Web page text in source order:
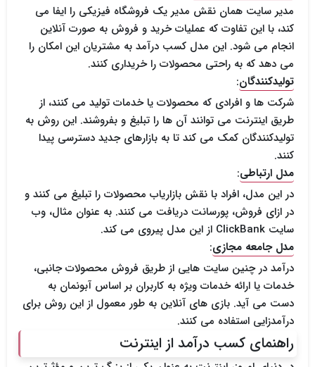
مدیر سایت همان نقش مدیر یک فروشگاه فیزیکی را ایفا می
کند، با این تفاوت که عملیات خرید و فروش به صورت آنلاین
انجام می شود. این مدل کسب درآمد به مشتریان این امکان را
می دهد که به راحتی محصولات را خریداری کنند.
تولیدکنندگان:
شرکت ها و افرادی که محصولات یا خدمات تولید می کنند، از
طریق اینترنت می توانند آن ها را تبلیغ و بفروشند. این روش به
تولیدکنندگان کمک می کند تا به بازارهای جدید دسترسی پیدا
کنند.
مدل ارتباطی:
در این مدل، افراد با نقش بازاریاب محصولات را تبلیغ می کنند و
در ازای فروش، پورسانت دریافت می کنند. به عنوان مثال، وب
سایت ClickBank از این مدل پیروی می کند.
مدل جامعه مجازی:
درآمد در چنین سایت هایی از طریق فروش محصولات جانبی،
خدمات یا ارائه خدمات ویژه به کاربران بر اساس آبونمان به
دست می آید. بازی های آنلاین به طور معمول از این روش برای
درآمدزایی استفاده می کنند.
راهنمای کسب درآمد از اینترنت